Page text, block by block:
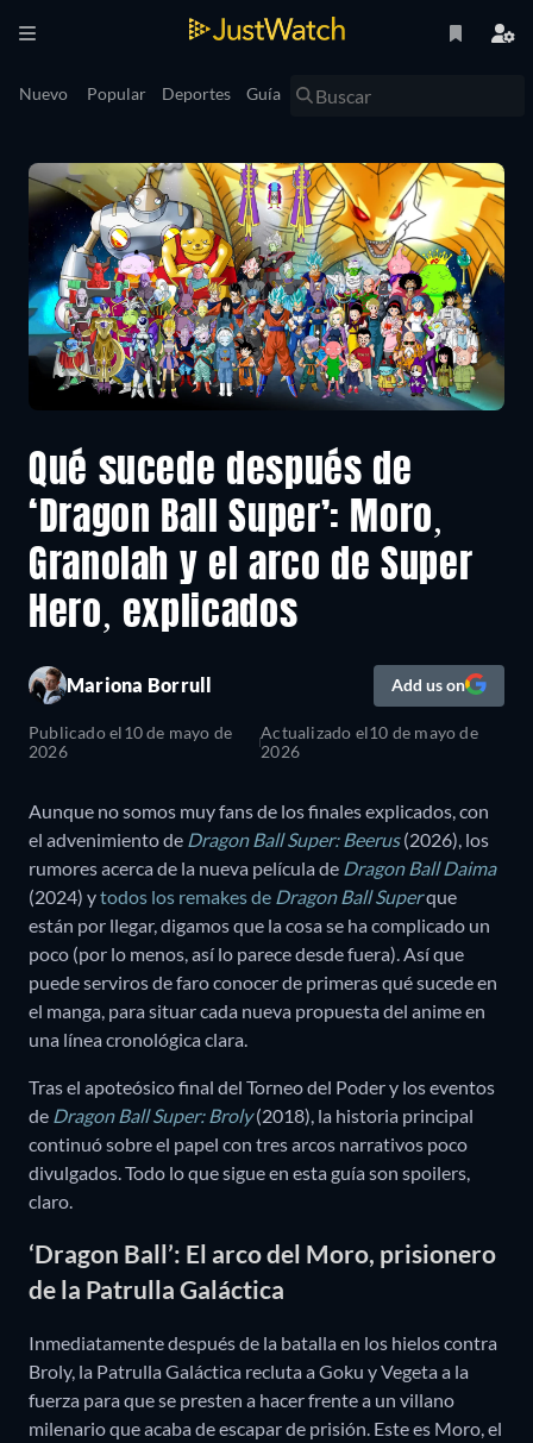
Nuevo Popular Deportes Guía
Qué sucede después de
‘Dragon Ball Super’: Moro,
Granolah y el arco de Super
Hero, explicados
Mariona Borrull Add us on
Publicado el10 de mayo de
2026
Actualizado el10 de mayo de
2026
Aunque no somos muy fans de los finales explicados, con
el advenimiento de Dragon Ball Super: Beerus(2026), los
rumores acerca de la nueva película de Dragon Ball Daima
(2024) ytodos los remakes de Dragon Ball Superque
están por llegar, digamos que la cosa se ha complicado un
poco (por lo menos, así lo parece desde fuera). Así que
puede serviros de faro conocer de primeras qué sucede en
el manga, para situar cada nueva propuesta del anime en
una línea cronológica clara.
Tras el apoteósico final del Torneo del Poder y los eventos
de Dragon Ball Super: Broly(2018), la historia principal
continuó sobre el papel con tres arcos narrativos poco
divulgados. Todo lo que sigue en esta guía son spoilers,
claro.
‘Dragon Ball’: El arco del Moro, prisionero
de la Patrulla Galáctica
Inmediatamente después de la batalla en los hielos contra
Broly, la Patrulla Galáctica recluta a Goku y Vegeta a la
fuerza para que se presten a hacer frente a un villano
milenario que acaba de escapar de prisión. Este es Moro, el